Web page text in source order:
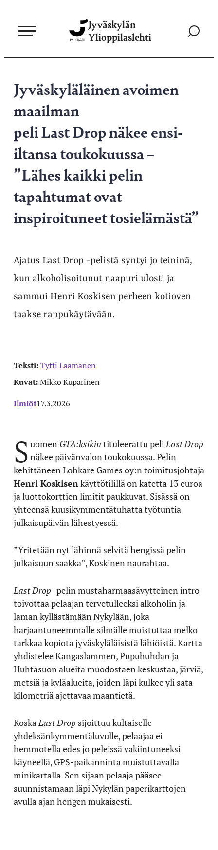
sisältöön
Jyväskylän
Ylioppilaslehti
Siirry
Jyväskyläläinen avoimen
maailman
peli Last Drop näkee ensi-
iltansa toukokuussa –
”Lähes kaikki pelin
tapahtumat ovat
inspiroituneet tosielämästä”
Ajatus Last Drop -pelistä syntyi jo teininä,
kun alkoholisoitunut naapuri ulosti ja
sammui Henri Koskisen perheen kotioven
taakse rappukäytävään.
Teksti:Tytti Laamanen
Kuvat:Mikko Kuparinen
Ilmiöt17.3.2026
S uomen GTA:ksikin tituleerattu peliLast Drop
näkee päivänvalon toukokuussa. Pelin
kehittäneen Lohkare Games oy:n toimitusjohtaja
Henri Koskisenkäyttötilillä on katetta 13 euroa
ja luottokorttien limitit paukkuvat. Sisässä on
yhteensä kuusikymmentätuhatta työtuntia
julkaisupäivän lähestyessä.
”Yritetään nyt lähinnä selvitä hengissä pelin
julkaisuun saakka”, Koskinen naurahtaa.
Last Drop-pelin mustaharmaasävytteinen intro
toivottaa pelaajan tervetulleeksi alkoholin ja
laman kyllästämään Nykylään, joka
harjaantuneemmalle silmälle muistuttaa melko
tarkkaa kopiota jyväskyläläisistä lähiöistä. Kartta
yhdistelee Kangaslammen, Pupuhuhdan ja
Huhtasuon alueita muodostaen keskustaa, järviä,
metsiä ja kyläalueita, joiden läpi kulkee yli sata
kilometriä ajettavaa maantietä.
KoskaLast Drop sijoittuu kultaiselle
yhdeksänkymmentäluvulle, pelaajaa ei
hemmotella edes jo peleissä vakiintuneeksi
käyneellä, GPS-paikanninta muistuttavalla
minikartalla. Sen sijaan pelaaja pääsee
suunnistamaan läpi Nykylän paperikarttojen
avulla ajan hengen mukaisesti.